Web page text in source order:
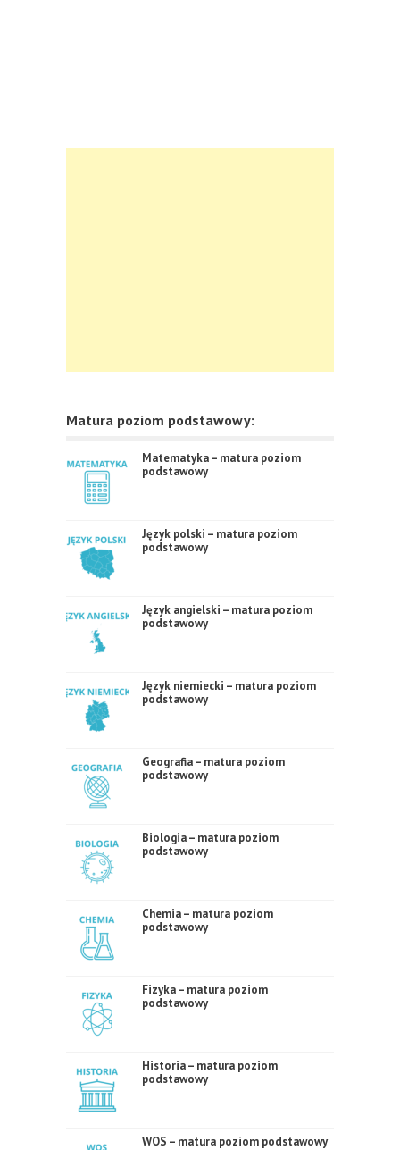
Matura poziom podstawowy:
Matematyka – matura poziom
podstawowy
Język polski – matura poziom
podstawowy
Język angielski – matura poziom
podstawowy
Język niemiecki – matura poziom
podstawowy
Geografia – matura poziom
podstawowy
Biologia – matura poziom
podstawowy
Chemia – matura poziom
podstawowy
Fizyka – matura poziom
podstawowy
Historia – matura poziom
podstawowy
WOS – matura poziom podstawowy